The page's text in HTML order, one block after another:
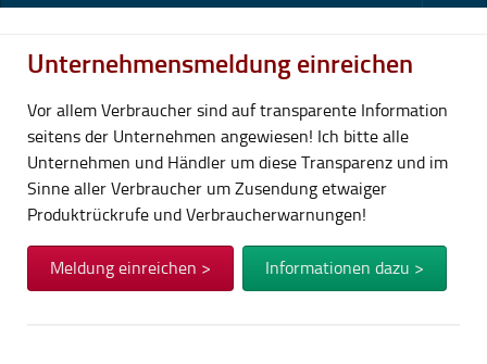
Unternehmensmeldung einreichen
Vor allem Verbraucher sind auf transparente Information
seitens der Unternehmen angewiesen! Ich bitte alle
Unternehmen und Händler um diese Transparenz und im
Sinne aller Verbraucher um Zusendung etwaiger
Produktrückrufe und Verbraucherwarnungen!
Meldung einreichen > Informationen dazu >